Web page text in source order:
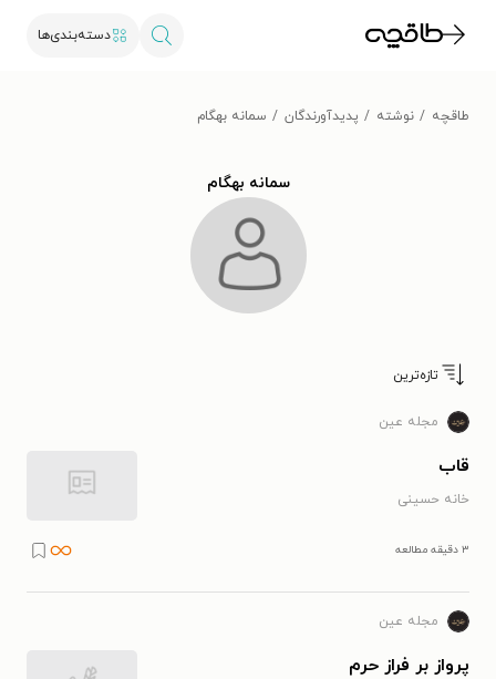
دسته‌بندی‌ها
طاقچه نوشته پدیدآورندگان سمانه بهگام
سمانه بهگام
تازه‌ترین
مجله عین
قاب
خانه حسینی
۳ دقیقه مطالعه
مجله عین
پرواز بر فراز حرم